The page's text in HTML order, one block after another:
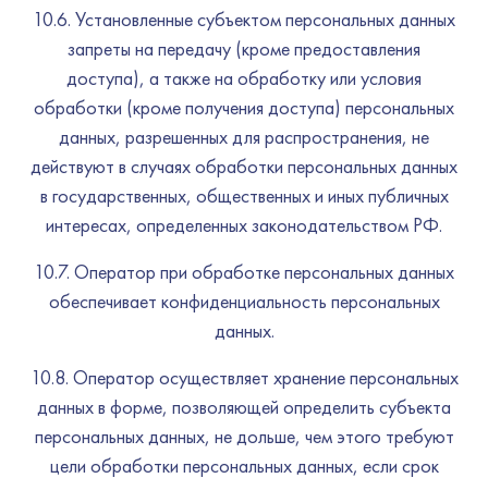
10.6. Установленные субъектом персональных данных
запреты на передачу (кроме предоставления
доступа), а также на обработку или условия
обработки (кроме получения доступа) персональных
данных, разрешенных для распространения, не
действуют в случаях обработки персональных данных
в государственных, общественных и иных публичных
интересах, определенных законодательством РФ.
10.7. Оператор при обработке персональных данных
обеспечивает конфиденциальность персональных
данных.
10.8. Оператор осуществляет хранение персональных
данных в форме, позволяющей определить субъекта
персональных данных, не дольше, чем этого требуют
цели обработки персональных данных, если срок